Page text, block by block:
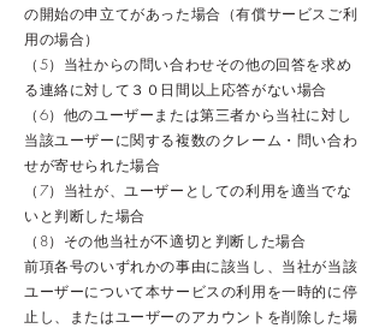
の開始の申立てがあった場合（有償サービスご利
用の場合）
（5）当社からの問い合わせその他の回答を求め
る連絡に対して３０日間以上応答がない場合
（6）他のユーザーまたは第三者から当社に対し
当該ユーザーに関する複数のクレーム・問い合わ
せが寄せられた場合
（7）当社が、ユーザーとしての利用を適当でな
いと判断した場合
（8）その他当社が不適切と判断した場合
前項各号のいずれかの事由に該当し、当社が当該
ユーザーについて本サービスの利用を一時的に停
止し、またはユーザーのアカウントを削除した場